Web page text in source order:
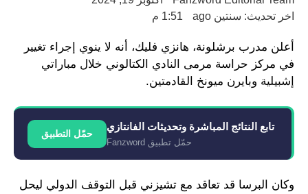
اخر تحديث: سنتين ago
1:51 م
أعلن مدرب برشلونة، هانزي فليك، أنه لا ينوي إجراء تغيير
في مركز حراسة مرمى النادي الكتالوني خلال مباراتي
إشبيلية وبايرن ميونخ القادمتين.
تابع النتائج المباشرة وتحديثات الفانتازي
حمّل تطبيق Fanzword
حمّل التطبيق
وكان البرسا قد تعاقد مع تشيزني قبل التوقف الدولي ليحل